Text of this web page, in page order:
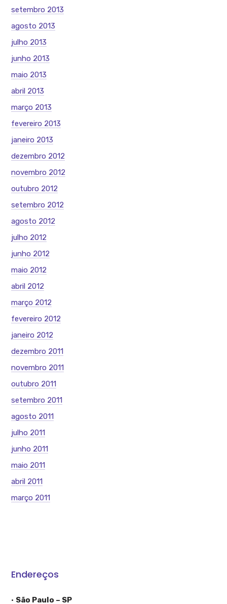
setembro 2013
agosto 2013
julho 2013
junho 2013
maio 2013
abril 2013
março 2013
fevereiro 2013
janeiro 2013
dezembro 2012
novembro 2012
outubro 2012
setembro 2012
agosto 2012
julho 2012
junho 2012
maio 2012
abril 2012
março 2012
fevereiro 2012
janeiro 2012
dezembro 2011
novembro 2011
outubro 2011
setembro 2011
agosto 2011
julho 2011
junho 2011
maio 2011
abril 2011
março 2011
Endereços
• São Paulo – SP